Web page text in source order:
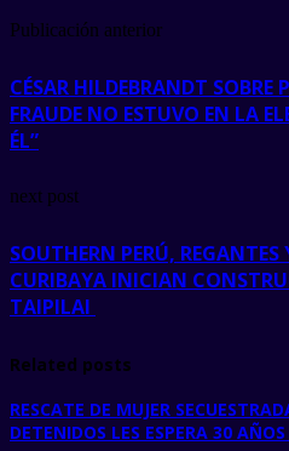
Publicación anterior
CÉSAR HILDEBRANDT SOBRE
FRAUDE NO ESTUVO EN LA
ÉL”
next post
SOUTHERN PERÚ, REGANTES
CURIBAYA INICIAN
TAIPILAI
Related posts
RESCATE DE MUJER
DETENIDOS LES ESPERA 30